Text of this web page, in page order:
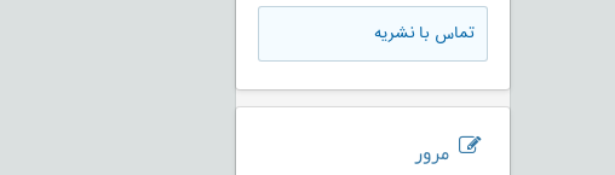
تماس با نشریه
مرور